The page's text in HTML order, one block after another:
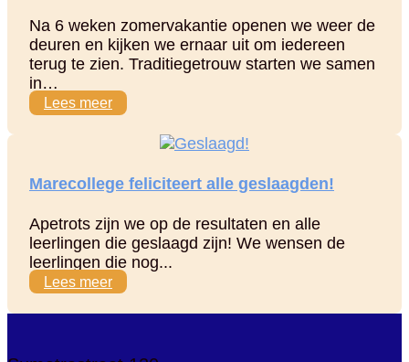
Na 6 weken zomervakantie openen we weer de
deuren en kijken we ernaar uit om iedereen
terug te zien. Traditiegetrouw starten we samen
in…
Lees meer
Marecollege feliciteert alle geslaagden!
Apetrots zijn we op de resultaten en alle
leerlingen die geslaagd zijn! We wensen de
leerlingen die nog...
Lees meer